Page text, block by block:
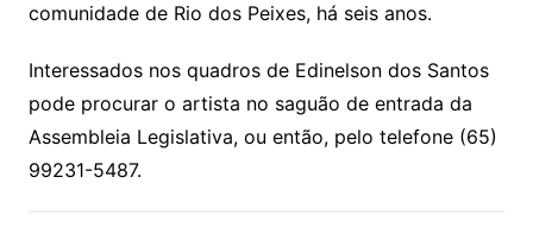
comunidade de Rio dos Peixes, há seis anos.
Interessados nos quadros de Edinelson dos Santos
pode procurar o artista no saguão de entrada da
Assembleia Legislativa, ou então, pelo telefone (65)
99231-5487.